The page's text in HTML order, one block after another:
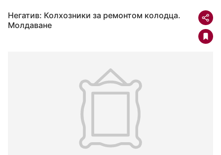
Негатив: Колхозники за ремонтом колодца.
Молдаване